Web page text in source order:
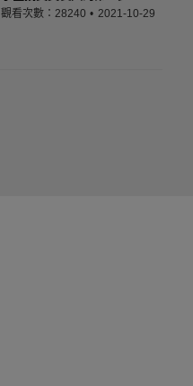
觀看次數：28240 2021-10-29